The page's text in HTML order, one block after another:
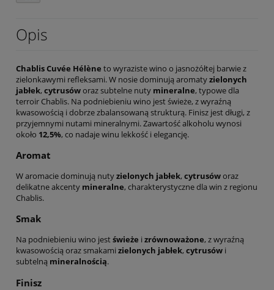
Opis
Chablis Cuvée Hélène to wyraziste wino o jasnożółtej barwie z
zielonkawymi refleksami. W nosie dominują aromatyzielonych
jabłek, cytrusóworaz subtelne nuty mineralne, typowe dla
terroir Chablis. Na podniebieniu wino jest świeże, z wyraźną
kwasowością i dobrze zbalansowaną strukturą. Finisz jest długi, z
przyjemnymi nutami mineralnymi. Zawartość alkoholu wynosi
około 12,5%, co nadaje winu lekkość i elegancję.
Aromat
W aromacie dominują nutyzielonych jabłek, cytrusóworaz
delikatne akcenty mineralne, charakterystyczne dla win z regionu
Chablis.
Smak
Na podniebieniu wino jestświeże i zrównoważone, z wyraźną
kwasowością oraz smakami zielonych jabłek, cytrusów i
subtelną mineralnością.
Finisz